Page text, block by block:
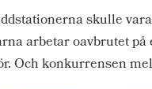
skulle
arbetar oavbrutet
Och konkurrensen